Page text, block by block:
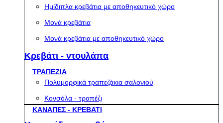
Ημίδιπλα κρεβάτια με αποθηκευτικό χώρο
Μονά κρεβάτια
Μονά κρεβάτια με αποθηκευτικό χώρο
Κρεβάτι - ντουλάπα
ΤΡΑΠΕΖΙΑ
Πολυμορφικά τραπεζάκια σαλονιού
Κονσόλα - τραπέζι
ΚΑΝΑΠΕΣ - ΚΡΕΒΑΤΙ